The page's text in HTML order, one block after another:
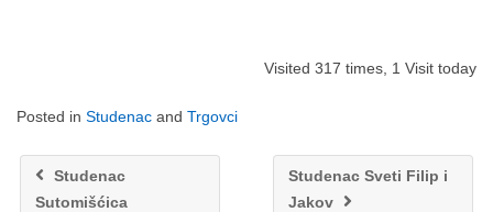
Visited 317 times, 1 Visit today
Posted in Studenac and Trgovci
Studenac
Sutomišćica
Studenac Sveti Filip i
Jakov